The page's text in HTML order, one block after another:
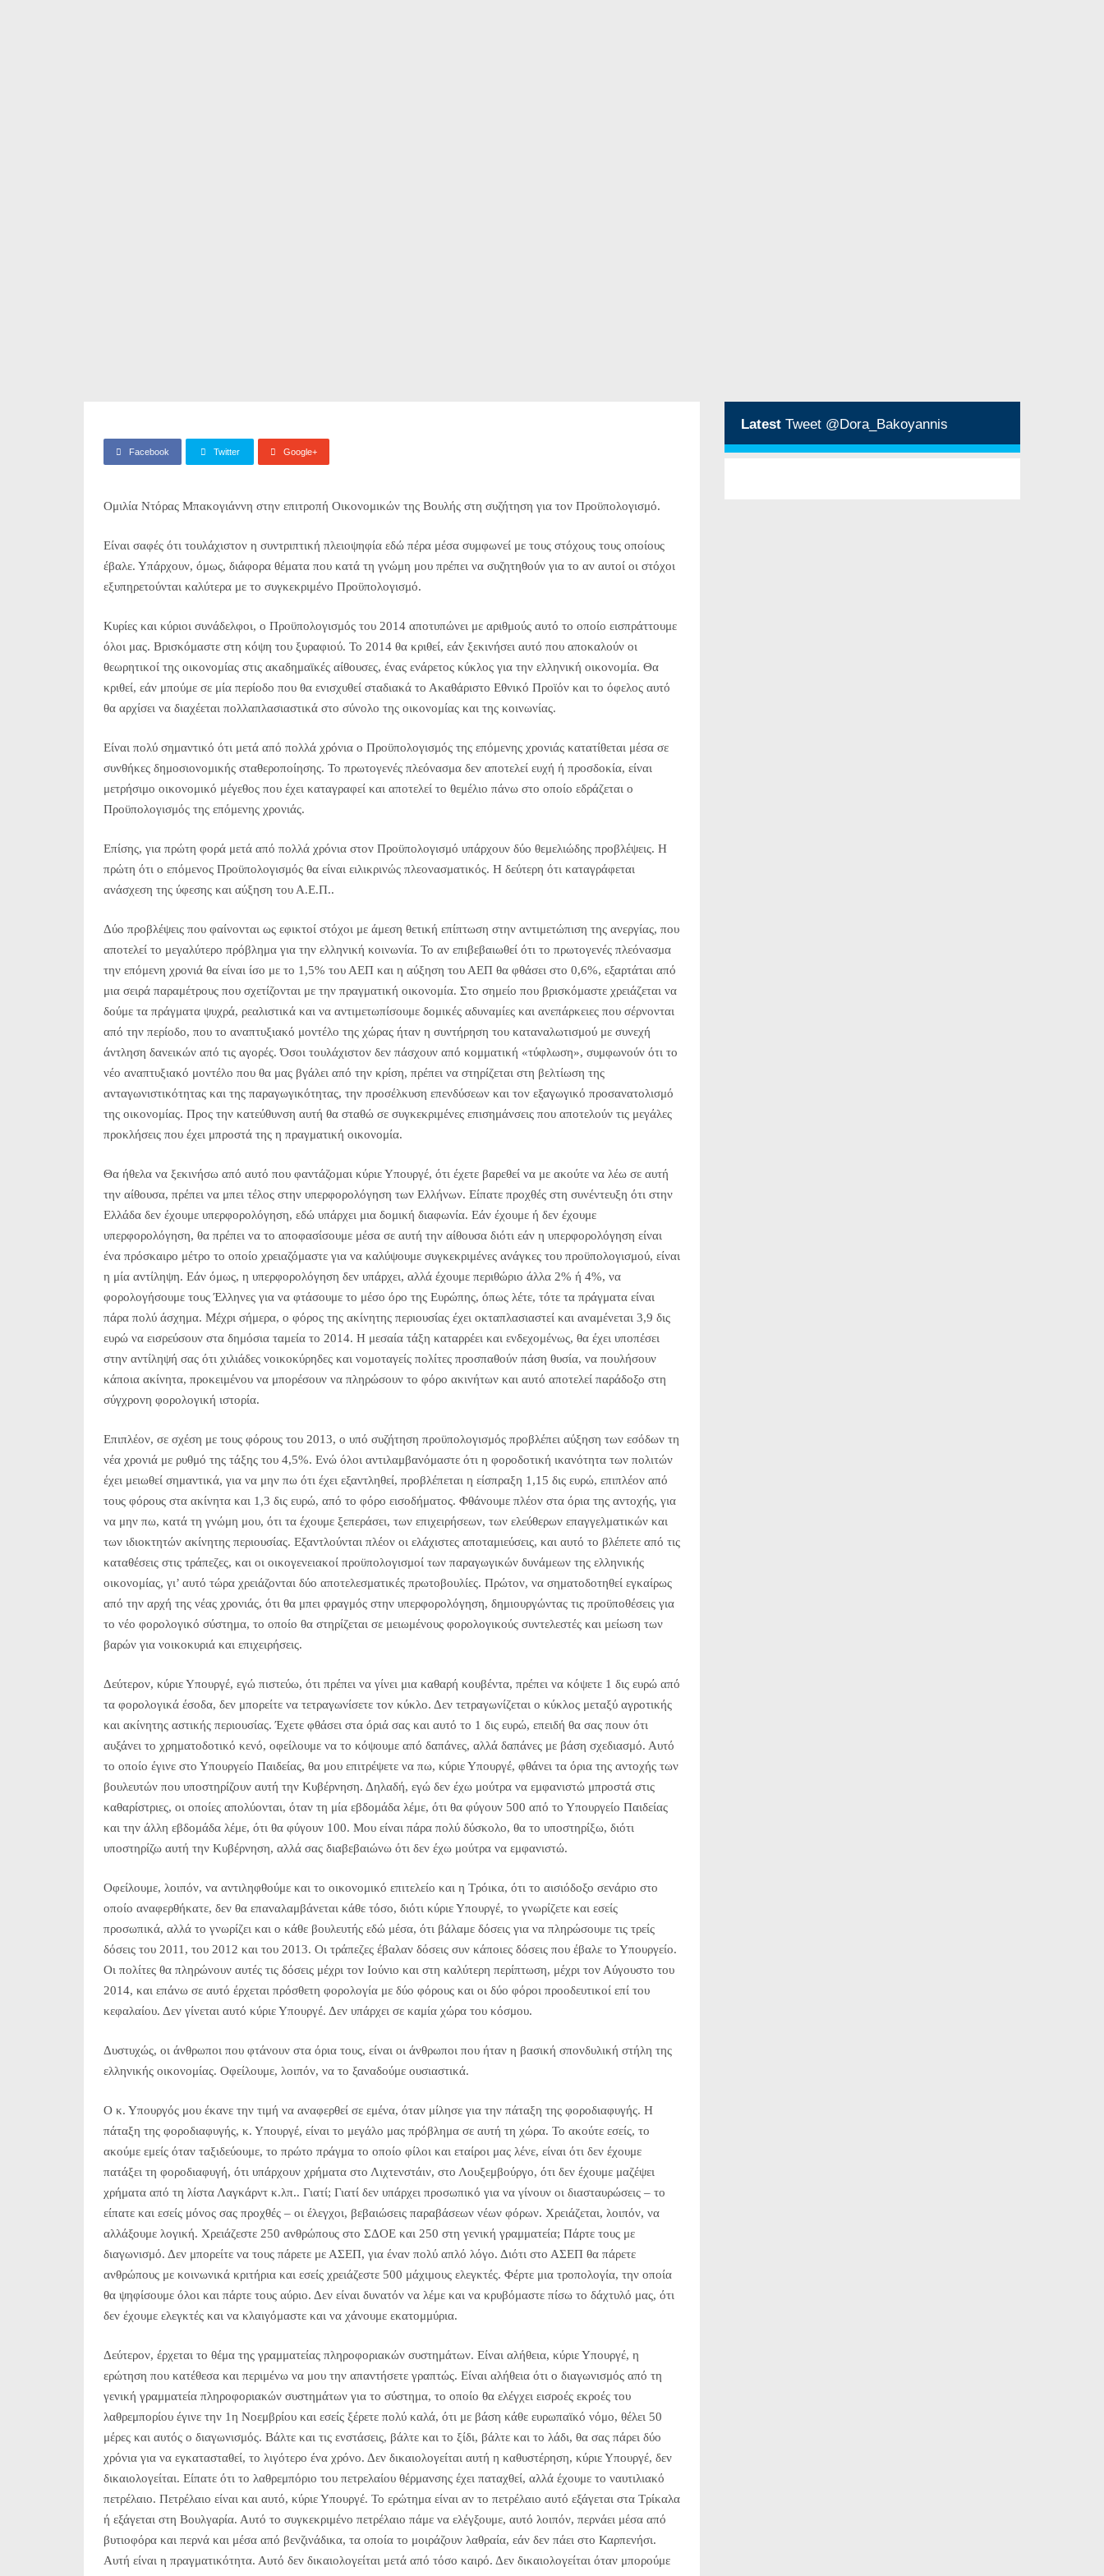
Facebook Twitter Google+
Ομιλία Ντόρας Μπακογιάννη στην επιτροπή Οικονομικών της Βουλής στη συζήτηση για τον Προϋπολογισμό.
Είναι σαφές ότι τουλάχιστον η συντριπτική πλειοψηφία εδώ πέρα μέσα συμφωνεί με τους στόχους τους οποίους
έβαλε. Υπάρχουν, όμως, διάφορα θέματα που κατά τη γνώμη μου πρέπει να συζητηθούν για το αν αυτοί οι στόχοι
εξυπηρετούνται καλύτερα με το συγκεκριμένο Προϋπολογισμό.
Κυρίες και κύριοι συνάδελφοι, ο Προϋπολογισμός του 2014 αποτυπώνει με αριθμούς αυτό το οποίο εισπράττουμε
όλοι μας. Βρισκόμαστε στη κόψη του ξυραφιού. Το 2014 θα κριθεί, εάν ξεκινήσει αυτό που αποκαλούν οι
θεωρητικοί της οικονομίας στις ακαδημαϊκές αίθουσες, ένας ενάρετος κύκλος για την ελληνική οικονομία. Θα
κριθεί, εάν μπούμε σε μία περίοδο που θα ενισχυθεί σταδιακά το Ακαθάριστο Εθνικό Προϊόν και το όφελος αυτό
θα αρχίσει να διαχέεται πολλαπλασιαστικά στο σύνολο της οικονομίας και της κοινωνίας.
Είναι πολύ σημαντικό ότι μετά από πολλά χρόνια ο Προϋπολογισμός της επόμενης χρονιάς κατατίθεται μέσα σε
συνθήκες δημοσιονομικής σταθεροποίησης. Το πρωτογενές πλεόνασμα δεν αποτελεί ευχή ή προσδοκία, είναι
μετρήσιμο οικονομικό μέγεθος που έχει καταγραφεί και αποτελεί το θεμέλιο πάνω στο οποίο εδράζεται ο
Προϋπολογισμός της επόμενης χρονιάς.
Επίσης, για πρώτη φορά μετά από πολλά χρόνια στον Προϋπολογισμό υπάρχουν δύο θεμελιώδης προβλέψεις. Η
πρώτη ότι ο επόμενος Προϋπολογισμός θα είναι ειλικρινώς πλεονασματικός. Η δεύτερη ότι καταγράφεται
ανάσχεση της ύφεσης και αύξηση του Α.Ε.Π..
Δύο προβλέψεις που φαίνονται ως εφικτοί στόχοι με άμεση θετική επίπτωση στην αντιμετώπιση της ανεργίας, που
αποτελεί το μεγαλύτερο πρόβλημα για την ελληνική κοινωνία. Το αν επιβεβαιωθεί ότι το πρωτογενές πλεόνασμα
την επόμενη χρονιά θα είναι ίσο με το 1,5% του ΑΕΠ και η αύξηση του ΑΕΠ θα φθάσει στο 0,6%, εξαρτάται από
μια σειρά παραμέτρους που σχετίζονται με την πραγματική οικονομία. Στο σημείο που βρισκόμαστε χρειάζεται να
δούμε τα πράγματα ψυχρά, ρεαλιστικά και να αντιμετωπίσουμε δομικές αδυναμίες και ανεπάρκειες που σέρνονται
από την περίοδο, που το αναπτυξιακό μοντέλο της χώρας ήταν η συντήρηση του καταναλωτισμού με συνεχή
άντληση δανεικών από τις αγορές. Όσοι τουλάχιστον δεν πάσχουν από κομματική «τύφλωση», συμφωνούν ότι το
νέο αναπτυξιακό μοντέλο που θα μας βγάλει από την κρίση, πρέπει να στηρίζεται στη βελτίωση της
ανταγωνιστικότητας και της παραγωγικότητας, την προσέλκυση επενδύσεων και τον εξαγωγικό προσανατολισμό
της οικονομίας. Προς την κατεύθυνση αυτή θα σταθώ σε συγκεκριμένες επισημάνσεις που αποτελούν τις μεγάλες
προκλήσεις που έχει μπροστά της η πραγματική οικονομία.
Θα ήθελα να ξεκινήσω από αυτό που φαντάζομαι κύριε Υπουργέ, ότι έχετε βαρεθεί να με ακούτε να λέω σε αυτή
την αίθουσα, πρέπει να μπει τέλος στην υπερφορολόγηση των Ελλήνων. Είπατε προχθές στη συνέντευξη ότι στην
Ελλάδα δεν έχουμε υπερφορολόγηση, εδώ υπάρχει μια δομική διαφωνία. Εάν έχουμε ή δεν έχουμε
υπερφορολόγηση, θα πρέπει να το αποφασίσουμε μέσα σε αυτή την αίθουσα διότι εάν η υπερφορολόγηση είναι
ένα πρόσκαιρο μέτρο το οποίο χρειαζόμαστε για να καλύψουμε συγκεκριμένες ανάγκες του προϋπολογισμού, είναι
η μία αντίληψη. Εάν όμως, η υπερφορολόγηση δεν υπάρχει, αλλά έχουμε περιθώριο άλλα 2% ή 4%, να
φορολογήσουμε τους Έλληνες για να φτάσουμε το μέσο όρο της Ευρώπης, όπως λέτε, τότε τα πράγματα είναι
πάρα πολύ άσχημα. Μέχρι σήμερα, ο φόρος της ακίνητης περιουσίας έχει οκταπλασιαστεί και αναμένεται 3,9 δις
ευρώ να εισρεύσουν στα δημόσια ταμεία το 2014. Η μεσαία τάξη καταρρέει και ενδεχομένως, θα έχει υποπέσει
στην αντίληψή σας ότι χιλιάδες νοικοκύρηδες και νομοταγείς πολίτες προσπαθούν πάση θυσία, να πουλήσουν
κάποια ακίνητα, προκειμένου να μπορέσουν να πληρώσουν το φόρο ακινήτων και αυτό αποτελεί παράδοξο στη
σύγχρονη φορολογική ιστορία.
Επιπλέον, σε σχέση με τους φόρους του 2013, ο υπό συζήτηση προϋπολογισμός προβλέπει αύξηση των εσόδων τη
νέα χρονιά με ρυθμό της τάξης του 4,5%. Ενώ όλοι αντιλαμβανόμαστε ότι η φοροδοτική ικανότητα των πολιτών
έχει μειωθεί σημαντικά, για να μην πω ότι έχει εξαντληθεί, προβλέπεται η είσπραξη 1,15 δις ευρώ, επιπλέον από
τους φόρους στα ακίνητα και 1,3 δις ευρώ, από το φόρο εισοδήματος. Φθάνουμε πλέον στα όρια της αντοχής, για
να μην πω, κατά τη γνώμη μου, ότι τα έχουμε ξεπεράσει, των επιχειρήσεων, των ελεύθερων επαγγελματικών και
των ιδιοκτητών ακίνητης περιουσίας. Εξαντλούνται πλέον οι ελάχιστες αποταμιεύσεις, και αυτό το βλέπετε από τις
καταθέσεις στις τράπεζες, και οι οικογενειακοί προϋπολογισμοί των παραγωγικών δυνάμεων της ελληνικής
οικονομίας, γι’ αυτό τώρα χρειάζονται δύο αποτελεσματικές πρωτοβουλίες. Πρώτον, να σηματοδοτηθεί εγκαίρως
από την αρχή της νέας χρονιάς, ότι θα μπει φραγμός στην υπερφορολόγηση, δημιουργώντας τις προϋποθέσεις για
το νέο φορολογικό σύστημα, το οποίο θα στηρίζεται σε μειωμένους φορολογικούς συντελεστές και μείωση των
βαρών για νοικοκυριά και επιχειρήσεις.
Δεύτερον, κύριε Υπουργέ, εγώ πιστεύω, ότι πρέπει να γίνει μια καθαρή κουβέντα, πρέπει να κόψετε 1 δις ευρώ από
τα φορολογικά έσοδα, δεν μπορείτε να τετραγωνίσετε τον κύκλο. Δεν τετραγωνίζεται ο κύκλος μεταξύ αγροτικής
και ακίνητης αστικής περιουσίας. Έχετε φθάσει στα όριά σας και αυτό το 1 δις ευρώ, επειδή θα σας πουν ότι
αυξάνει το χρηματοδοτικό κενό, οφείλουμε να το κόψουμε από δαπάνες, αλλά δαπάνες με βάση σχεδιασμό. Αυτό
το οποίο έγινε στο Υπουργείο Παιδείας, θα μου επιτρέψετε να πω, κύριε Υπουργέ, φθάνει τα όρια της αντοχής των
βουλευτών που υποστηρίζουν αυτή την Κυβέρνηση. Δηλαδή, εγώ δεν έχω μούτρα να εμφανιστώ μπροστά στις
καθαρίστριες, οι οποίες απολύονται, όταν τη μία εβδομάδα λέμε, ότι θα φύγουν 500 από το Υπουργείο Παιδείας
και την άλλη εβδομάδα λέμε, ότι θα φύγουν 100. Μου είναι πάρα πολύ δύσκολο, θα το υποστηρίξω, διότι
υποστηρίζω αυτή την Κυβέρνηση, αλλά σας διαβεβαιώνω ότι δεν έχω μούτρα να εμφανιστώ.
Οφείλουμε, λοιπόν, να αντιληφθούμε και το οικονομικό επιτελείο και η Τρόικα, ότι το αισιόδοξο σενάριο στο
οποίο αναφερθήκατε, δεν θα επαναλαμβάνεται κάθε τόσο, διότι κύριε Υπουργέ, το γνωρίζετε και εσείς
προσωπικά, αλλά το γνωρίζει και ο κάθε βουλευτής εδώ μέσα, ότι βάλαμε δόσεις για να πληρώσουμε τις τρείς
δόσεις του 2011, του 2012 και του 2013. Οι τράπεζες έβαλαν δόσεις συν κάποιες δόσεις που έβαλε το Υπουργείο.
Οι πολίτες θα πληρώνουν αυτές τις δόσεις μέχρι τον Ιούνιο και στη καλύτερη περίπτωση, μέχρι τον Αύγουστο του
2014, και επάνω σε αυτό έρχεται πρόσθετη φορολογία με δύο φόρους και οι δύο φόροι προοδευτικοί επί του
κεφαλαίου. Δεν γίνεται αυτό κύριε Υπουργέ. Δεν υπάρχει σε καμία χώρα του κόσμου.
Δυστυχώς, οι άνθρωποι που φτάνουν στα όρια τους, είναι οι άνθρωποι που ήταν η βασική σπονδυλική στήλη της
ελληνικής οικονομίας. Οφείλουμε, λοιπόν, να το ξαναδούμε ουσιαστικά.
Ο κ. Υπουργός μου έκανε την τιμή να αναφερθεί σε εμένα, όταν μίλησε για την πάταξη της φοροδιαφυγής. Η
πάταξη της φοροδιαφυγής, κ. Υπουργέ, είναι το μεγάλο μας πρόβλημα σε αυτή τη χώρα. Το ακούτε εσείς, το
ακούμε εμείς όταν ταξιδεύουμε, το πρώτο πράγμα το οποίο φίλοι και εταίροι μας λένε, είναι ότι δεν έχουμε
πατάξει τη φοροδιαφυγή, ότι υπάρχουν χρήματα στο Λιχτενστάιν, στο Λουξεμβούργο, ότι δεν έχουμε μαζέψει
χρήματα από τη λίστα Λαγκάρντ κ.λπ.. Γιατί; Γιατί δεν υπάρχει προσωπικό για να γίνουν οι διασταυρώσεις – το
είπατε και εσείς μόνος σας προχθές – οι έλεγχοι, βεβαιώσεις παραβάσεων νέων φόρων. Χρειάζεται, λοιπόν, να
αλλάξουμε λογική. Χρειάζεστε 250 ανθρώπους στο ΣΔΟΕ και 250 στη γενική γραμματεία; Πάρτε τους με
διαγωνισμό. Δεν μπορείτε να τους πάρετε με ΑΣΕΠ, για έναν πολύ απλό λόγο. Διότι στο ΑΣΕΠ θα πάρετε
ανθρώπους με κοινωνικά κριτήρια και εσείς χρειάζεστε 500 μάχιμους ελεγκτές. Φέρτε μια τροπολογία, την οποία
θα ψηφίσουμε όλοι και πάρτε τους αύριο. Δεν είναι δυνατόν να λέμε και να κρυβόμαστε πίσω το δάχτυλό μας, ότι
δεν έχουμε ελεγκτές και να κλαιγόμαστε και να χάνουμε εκατομμύρια.
Δεύτερον, έρχεται το θέμα της γραμματείας πληροφοριακών συστημάτων. Είναι αλήθεια, κύριε Υπουργέ, η
ερώτηση που κατέθεσα και περιμένω να μου την απαντήσετε γραπτώς. Είναι αλήθεια ότι ο διαγωνισμός από τη
γενική γραμματεία πληροφοριακών συστημάτων για το σύστημα, το οποίο θα ελέγχει εισροές εκροές του
λαθρεμπορίου έγινε την 1η Νοεμβρίου και εσείς ξέρετε πολύ καλά, ότι με βάση κάθε ευρωπαϊκό νόμο, θέλει 50
μέρες και αυτός ο διαγωνισμός. Βάλτε και τις ενστάσεις, βάλτε και το ξίδι, βάλτε και το λάδι, θα σας πάρει δύο
χρόνια για να εγκατασταθεί, το λιγότερο ένα χρόνο. Δεν δικαιολογείται αυτή η καθυστέρηση, κύριε Υπουργέ, δεν
δικαιολογείται. Είπατε ότι το λαθρεμπόριο του πετρελαίου θέρμανσης έχει παταχθεί, αλλά έχουμε το ναυτιλιακό
πετρέλαιο. Πετρέλαιο είναι και αυτό, κύριε Υπουργέ. Το ερώτημα είναι αν το πετρέλαιο αυτό εξάγεται στα Τρίκαλα
ή εξάγεται στη Βουλγαρία. Αυτό το συγκεκριμένο πετρέλαιο πάμε να ελέγξουμε, αυτό λοιπόν, περνάει μέσα από
βυτιοφόρα και περνά και μέσα από βενζινάδικα, τα οποία το μοιράζουν λαθραία, εάν δεν πάει στο Καρπενήσι.
Αυτή είναι η πραγματικότητα. Αυτό δεν δικαιολογείται μετά από τόσο καιρό. Δεν δικαιολογείται όταν μπορούμε
Latest Tweet @Dora_Bakoyannis